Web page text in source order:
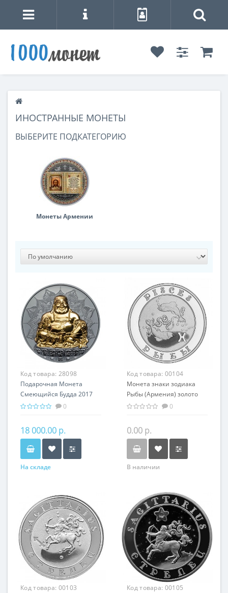
ИНОСТРАННЫЕ МОНЕТЫ
ВЫБЕРИТЕ ПОДКАТЕГОРИЮ
Монеты Армении
Код товара: 28098
Подарочная Монета
Смеющийся Будда 2017
серебро 62.20 гр Китай
0
18 000.00 р.
На складе
Код товара: 00104
Монета знаки зодиака
Рыбы (Армения) золото
7.74 гр - оригинальный
рождения
0
0.00 р.
В наличии
Код товара: 00103
Код товара: 00105